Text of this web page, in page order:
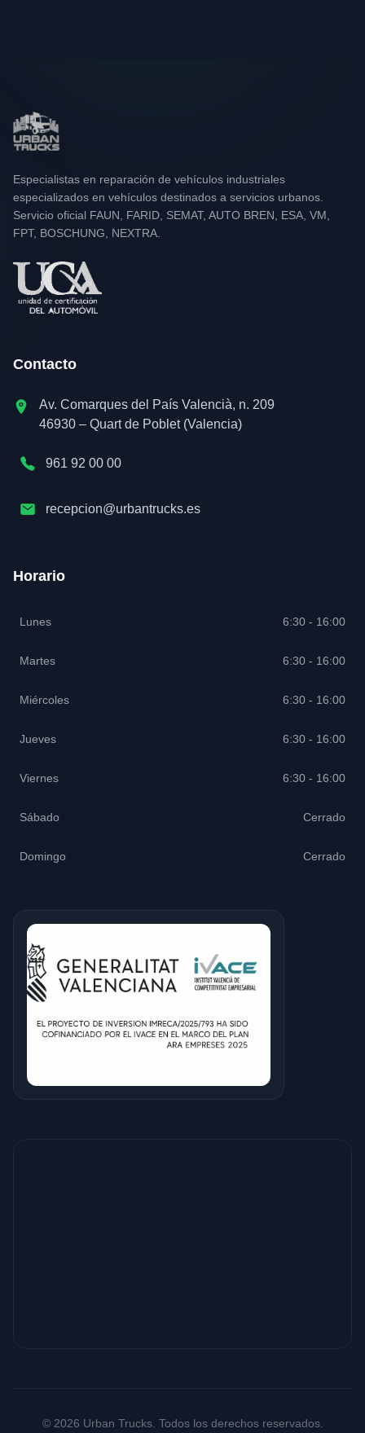
Especialistas en reparación de vehículos industriales
especializados en vehículos destinados a servicios urbanos.
Servicio oficial FAUN, FARID, SEMAT, AUTO BREN, ESA, VM,
FPT, BOSCHUNG, NEXTRA.
Contacto
Av. Comarques del País Valencià, n. 209
46930 – Quart de Poblet (Valencia)
961 92 00 00
recepcion@urbantrucks.es
Horario
Lunes 6:30 - 16:00
Martes 6:30 - 16:00
Miércoles 6:30 - 16:00
Jueves 6:30 - 16:00
Viernes 6:30 - 16:00
Sábado Cerrado
Domingo Cerrado
© 2026 Urban Trucks. Todos los derechos reservados.